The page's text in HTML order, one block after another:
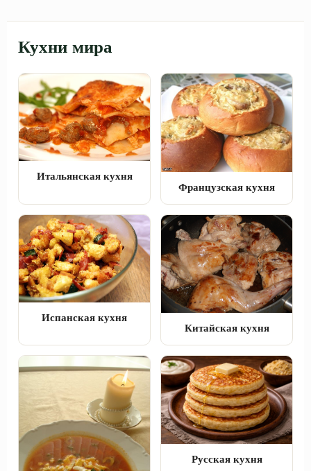
Кухни мира
Итальянская кухня
Французская кухня
Испанская кухня
Китайская кухня
Русская кухня